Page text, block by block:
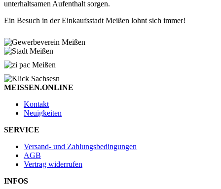
unterhaltsamen Aufenthalt sorgen.
Ein Besuch in der Einkaufsstadt Meißen lohnt sich immer!
MEISSEN.ONLINE
Kontakt
Neuigkeiten
SERVICE
Versand- und Zahlungsbedingungen
AGB
Vertrag widerrufen
INFOS